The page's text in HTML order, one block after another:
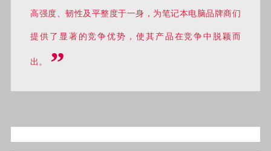
高强度、韧性及平整度于一身，为笔记本电脑品牌商们
提供了显著的竞争优势，使其产品在竞争中脱颖而
出。 ”